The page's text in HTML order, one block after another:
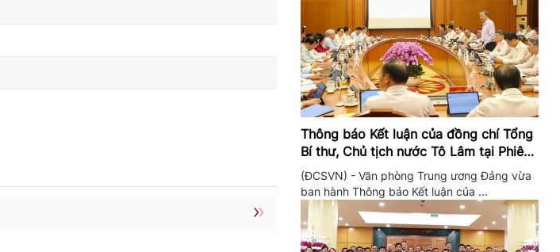
Thông báo Kết luận của đồng chí Tổng
Bí thư, Chủ tịch nước Tô Lâm tại Phiên
họp Ban Chỉ đạo Trung ương thực hiện
Nghị quyết 57
(ĐCSVN) - Văn phòng Trung ương Đảng vừa
ban hành Thông báo Kết luận của ...